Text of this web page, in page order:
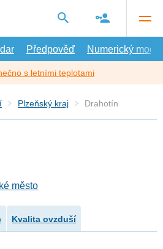
Předpověď Numerický model
s letními teplotami
Plzeňský kraj Drahotín
město
Kvalita ovzduší